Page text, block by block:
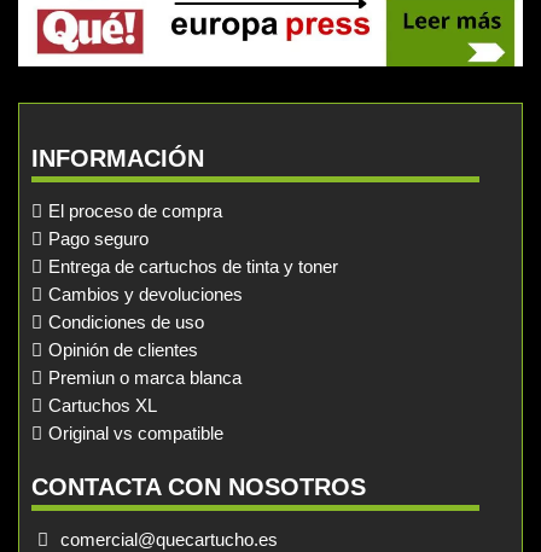
INFORMACIÓN
El proceso de compra
Pago seguro
Entrega de cartuchos de tinta y toner
Cambios y devoluciones
Condiciones de uso
Opinión de clientes
Premiun o marca blanca
Cartuchos XL
Original vs compatible
CONTACTA CON NOSOTROS
comercial@quecartucho.es